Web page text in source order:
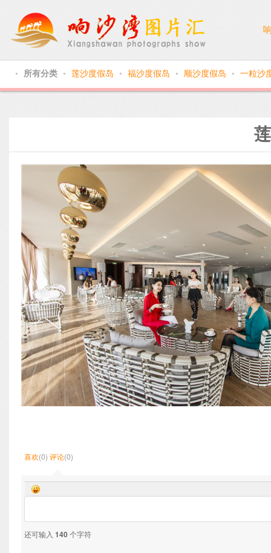
● 所有分类 ● 莲沙度假岛 ● 福沙度假岛 ● 顺沙度假岛 ● 一粒沙
喜欢(0) 评论(0)
还可输入 140个字符